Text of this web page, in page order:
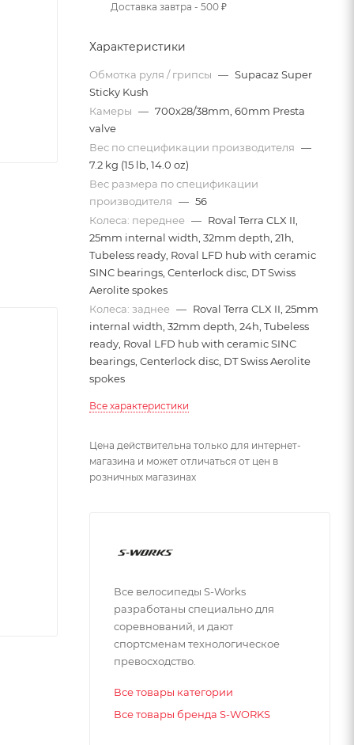
Доставка завтра - 500 ₽
Характеристики
Обмотка руля / грипсы — Supacaz Super
Sticky Kush
Камеры — 700x28/38mm, 60mm Presta
valve
Вес по спецификации производителя —
7.2 kg (15 lb, 14.0 oz)
Вес размера по спецификации
производителя — 56
Колеса: переднее — Roval Terra CLX II,
25mm internal width, 32mm depth, 21h,
Tubeless ready, Roval LFD hub with ceramic
SINC bearings, Centerlock disc, DT Swiss
Aerolite spokes
Колеса: заднее — Roval Terra CLX II, 25mm
internal width, 32mm depth, 24h, Tubeless
ready, Roval LFD hub with ceramic SINC
bearings, Centerlock disc, DT Swiss Aerolite
spokes
Все характеристики
Цена действительна только для интернет-
магазина и может отличаться от цен в
розничных магазинах
Все велосипеды S-Works
разработаны специально для
соревнований, и дают
спортсменам технологическое
превосходство.
Все товары категории
Все товары бренда S-WORKS